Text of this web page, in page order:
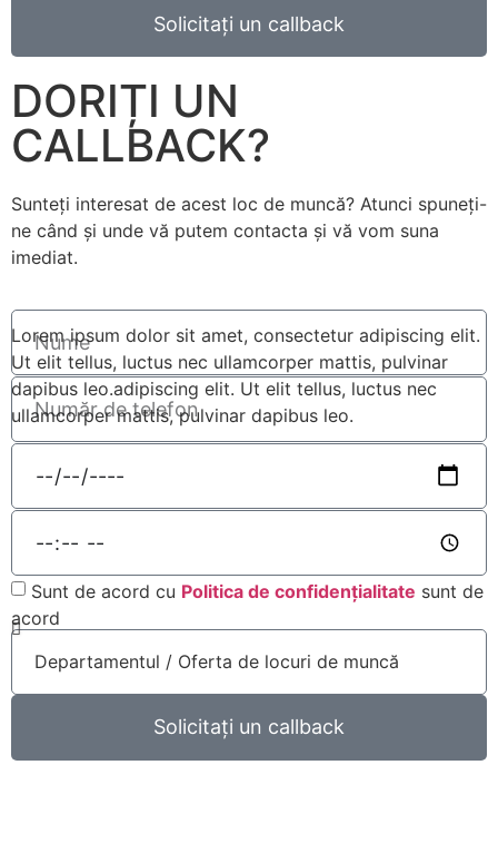
Solicitați un callback
DORIȚI UN
CALLBACK?
Sunteți interesat de acest loc de muncă? Atunci spuneți-
ne când și unde vă putem contacta și vă vom suna
imediat.
Lorem ipsum dolor sit amet, consectetur adipiscing elit.
Ut elit tellus, luctus nec ullamcorper mattis, pulvinar
dapibus leo.adipiscing elit. Ut elit tellus, luctus nec
ullamcorper mattis, pulvinar dapibus leo.
Sunt de acord cu Politica de confidențialitate sunt de
acord
Solicitați un callback